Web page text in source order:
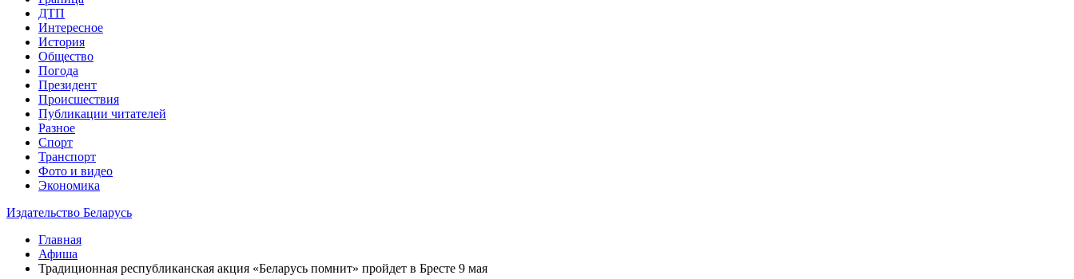
ДТП
Интересное
История
Общество
Погода
Президент
Происшествия
Публикации читателей
Разное
Спорт
Транспорт
Фото и видео
Экономика
Издательство Беларусь
Главная
Афиша
Традиционная республиканская акция «Беларусь помнит» пройдет в Бресте 9 мая